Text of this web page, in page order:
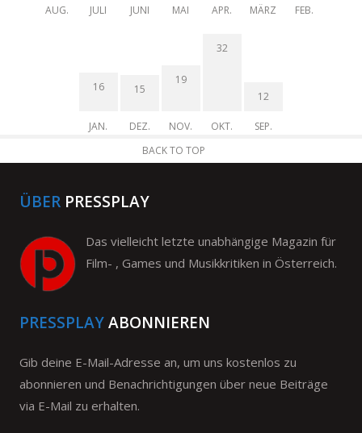
AUG.
JULI
JUNI
MAI
APR.
MÄRZ
FEB.
16
JAN.
15
DEZ.
19
NOV.
32
OKT.
12
SEP.
BACK TO TOP
ÜBER PRESSPLAY
Das vielleicht letzte unabhängige Magazin für
Film- , Games und Musikkritiken in Österreich.
PRESSPLAYABONNIEREN
Gib deine E-Mail-Adresse an, um uns kostenlos zu
abonnieren und Benachrichtigungen über neue Beiträge
via E-Mail zu erhalten.